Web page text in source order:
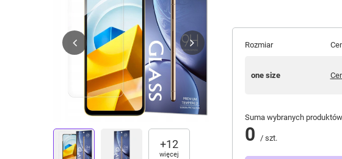
+12
więcej
Rozmiar
one size
Suma wybranych
0 / szt.